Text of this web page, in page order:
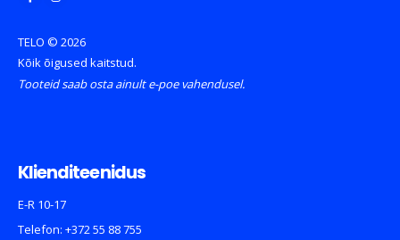
TELO © 2026
Kõik õigused kaitstud.
Tooteid saab osta ainult e-poe vahendusel.
Klienditeenidus
E-R 10-17
Telefon: +372 55 88 755